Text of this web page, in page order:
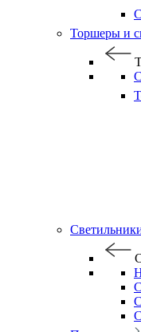
Торшеры и